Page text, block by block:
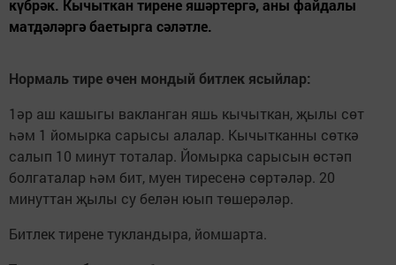
күбрәк. Кычыткан тирене яшәртергә, аны файдалы
матдәләргә баетырга сәләтле.
Нормаль тире өчен мондый битлек ясыйлар:
1әр аш кашыгы вакланган яшь кычыткан, җылы сөт
һәм 1 йомырка сарысы алалар. Кычытканны сөткә
салып 10 минут тоталар. Йомырка сарысын өстәп
болгаталар һәм бит, муен тиресенә сөртәләр. 20
минуттан җылы су белән юып төшерәләр.
Битлек тирене тукландыра, йомшарта.